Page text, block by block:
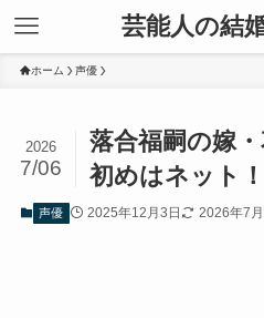
芸能人の結
ホーム 声優
落合福嗣の嫁
初めはネット
2026
7/06
声優 2025年12月3日 2026年7月